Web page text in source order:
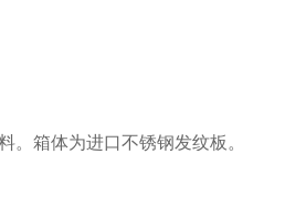
。箱体为进口不锈钢发纹板。